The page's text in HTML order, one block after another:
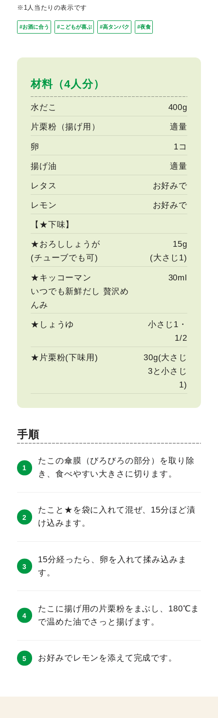
材料（4人分）
水だこ 400g
片栗粉（揚げ用） 適量
卵 1コ
揚げ油 適量
レタス お好みで
レモン お好みで
【★下味】
★おろししょうが
(チューブでも可)
15g
(大さじ1)
★キッコーマン
いつでも新鮮だし 贅沢め
んみ
30ml
★しょうゆ
小さじ1・
1/2
★片栗粉(下味用)
30g(大さじ
3と小さじ
1)
※1人当たりの表示です
#お酒に合う #こどもが喜ぶ #高タンパク #夜食
手順
たこの傘膜（びろびろの部分）を取り除
き、食べやすい大きさに切ります。
たこと★を袋に入れて混ぜ、15分ほど漬
け込みます。
15分経ったら、卵を入れて揉み込みま
す。
たこに揚げ用の片栗粉をまぶし、180℃ま
で温めた油でさっと揚げます。
お好みでレモンを添えて完成です。